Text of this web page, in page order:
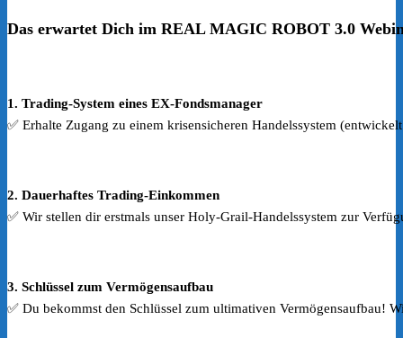
Das erwartet Dich im REAL MAGIC ROBOT 3.0
1. Trading-System eines EX-Fondsmanager
✅ Erhalte Zugang zu einem krisensicheren Handelssystem
2. Dauerhaftes Trading-Einkommen
✅ Wir stellen dir erstmals unser Holy-Grail-Handelssystem zur
3. Schlüssel zum Vermögensaufbau
✅ Du bekommst den Schlüssel zum ultimativen Vermögensaufbau!